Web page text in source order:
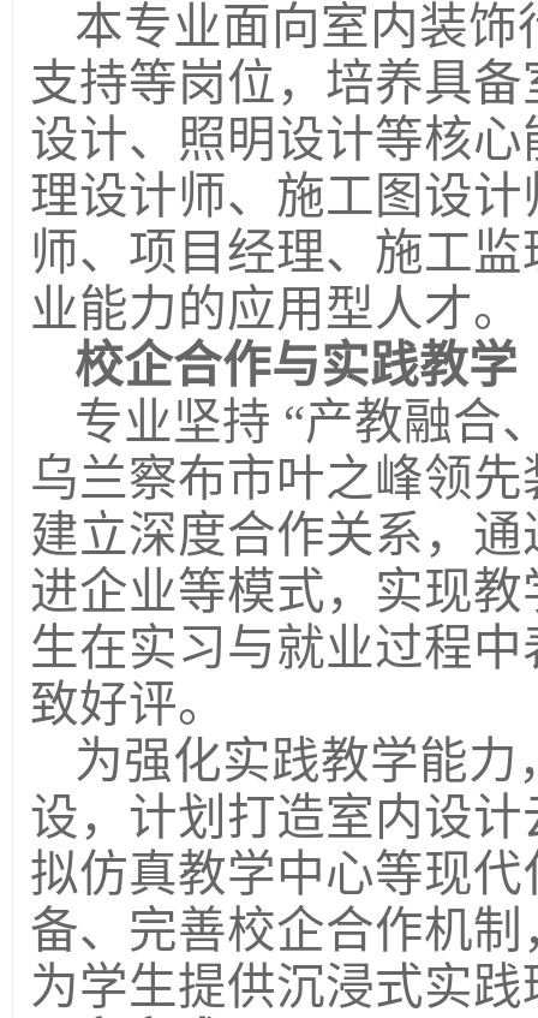
本专业面向室内装
支持等岗位，培养具
设计、照明设计等核
理设计师、施工图设
师、项目经理、施工
业能力的应用型人才。
校企合作与实践教学
专业坚持 “产教融合
乌兰察布市叶之峰领先
建立深度合作关系，
进企业等模式，实现
生在实习与就业过程
致好评。
为强化实践教学能
设，计划打造室内设
拟仿真教学中心等现
备、完善校企合作机
为学生提供沉浸式实践